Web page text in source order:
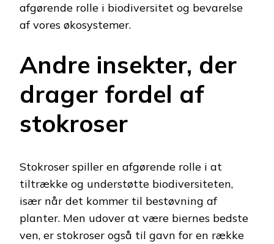
afgørende rolle i biodiversitet og bevarelse
af vores økosystemer.
Andre insekter, der
drager fordel af
stokroser
Stokroser spiller en afgørende rolle i at
tiltrække og understøtte biodiversiteten,
især når det kommer til bestøvning af
planter. Men udover at være biernes bedste
ven, er stokroser også til gavn for en række